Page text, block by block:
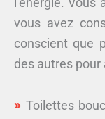
vous avez
conscient que
des autres
Toilettes